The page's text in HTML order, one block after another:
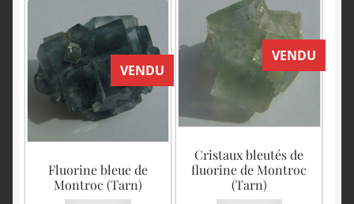
VENDU
Cristaux bleutés de
fluorine de Montroc
(Tarn)
VENDU
Fluorine bleue de
Montroc (Tarn)